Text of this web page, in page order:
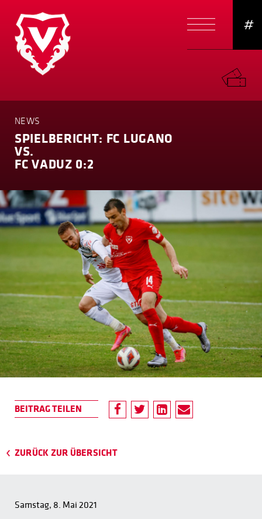
#
NEWS
SPIELBERICHT: FC LUGANO
VS.
FC VADUZ 0:2
ZURÜCK ZUR ÜBERSICHT
Samstag, 8. Mai 2021